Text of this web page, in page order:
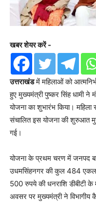
खबर शेयर करें -
उत्तराखंडमें महिलाओं को
हुए मुख्यमंत्री पुष्कर सिंह धामी ने
योजना का शुभारंभ किया।
संचालित इस योजना की शुरुआत
गई।
योजना के प्रथम चरण में जनपद
उधमसिंहनगर की कुल 484
500 रुपये की धनराशि डीबीटी
अवसर पर मुख्यमंत्री ने विभागीय